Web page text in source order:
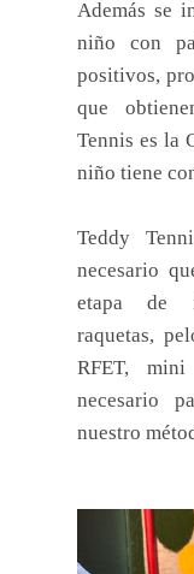
Además se
niño con
positivos,
que
Tennis es la
niño tiene
Teddy
necesario
etapa de
raquetas,
RFET,
necesario
nuestro